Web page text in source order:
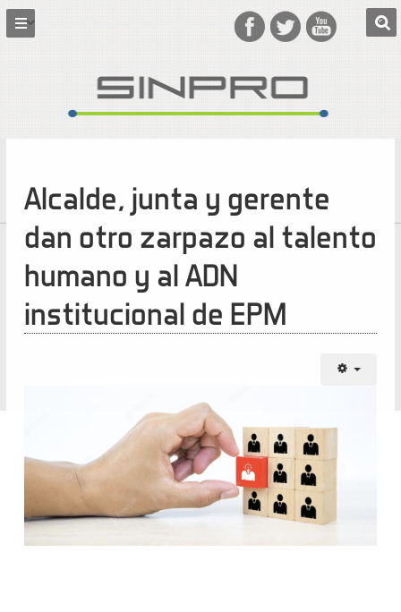
Alcalde, junta y gerente
dan otro zarpazo al talento
humano y al ADN
institucional de EPM